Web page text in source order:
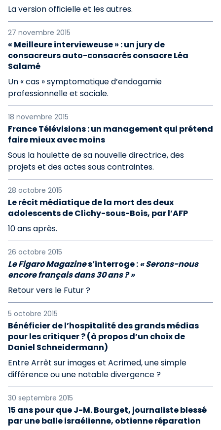
La version officielle et les autres.
27 novembre 2015
« Meilleure intervieweuse » : un jury de
consacreurs auto-consacrés consacre Léa
Salamé
Un « cas » symptomatique d’endogamie
professionnelle et sociale.
18 novembre 2015
France Télévisions : un management qui prétend
faire mieux avec moins
Sous la houlette de sa nouvelle directrice, des
projets et des actes sous contraintes.
28 octobre 2015
Le récit médiatique de la mort des deux
adolescents de Clichy-sous-Bois, par l’AFP
10 ans après.
26 octobre 2015
Le Figaro Magazines’interroge : « Serons-nous
encore français dans 30 ans ? »
Retour vers le Futur ?
5 octobre 2015
Bénéficier de l’hospitalité des grands médias
pour les critiquer ? (à propos d’un choix de
Daniel Schneidermann)
Entre Arrêt sur images et Acrimed, une simple
différence ou une notable divergence ?
30 septembre 2015
15 ans pour que J-M. Bourget, journaliste blessé
par une balle israélienne, obtienne réparation